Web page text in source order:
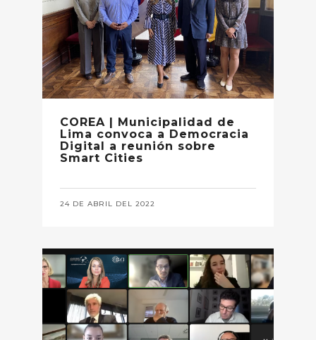
COREA | Municipalidad de
Lima convoca a Democracia
Digital a reunión sobre
Smart Cities
24 DE ABRIL DEL 2022